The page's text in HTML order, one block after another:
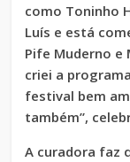
como Toninho
Luís e está
Pife Muderno e
criei a
festival bem
também”,
A curadora faz